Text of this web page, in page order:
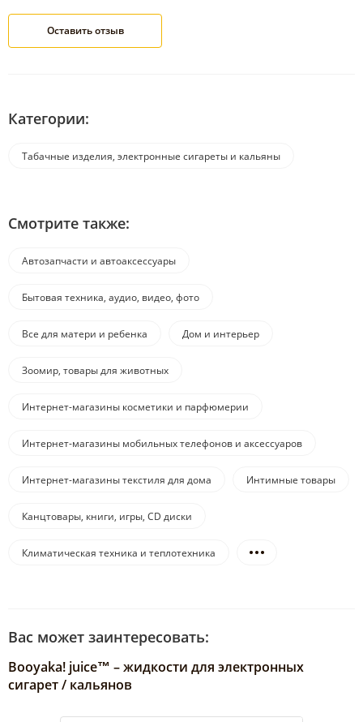
Категории:
Табачные изделия, электронные сигареты и кальяны
Смотрите также:
Автозапчасти и автоаксессуары
Бытовая техника, аудио, видео, фото
Все для матери и ребенка Дом и интерьер
Зоомир, товары для животных
Интернет-магазины косметики и парфюмерии
Интернет-магазины мобильных телефонов и аксессуаров
Интернет-магазины текстиля для дома Интимные товары
Канцтовары, книги, игры, CD диски
Климатическая техника и теплотехника
Вас может заинтересовать:
Booyaka! juice™ – жидкости для электронных
сигарет / кальянов